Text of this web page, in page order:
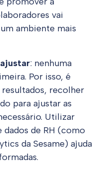
vai
ambiente mais
: nenhuma
Por isso, é
recolher
para ajustar as
Utilizar
dados de RH (como
da Sesame) ajuda